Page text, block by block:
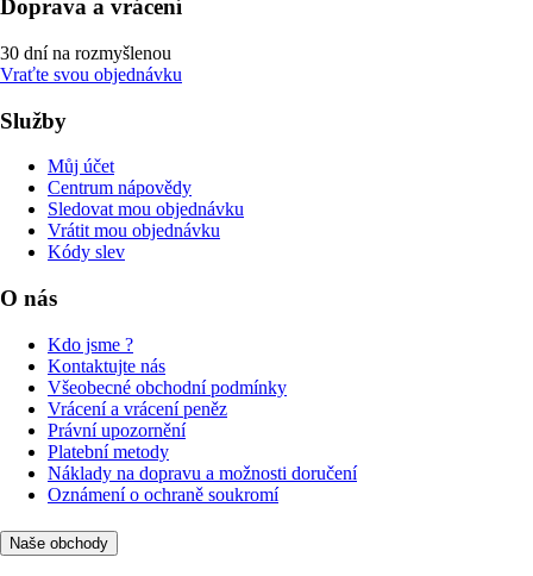
Doprava a vrácení
30 dní na rozmyšlenou
Vraťte svou objednávku
Služby
Můj účet
Centrum nápovědy
Sledovat mou objednávku
Vrátit mou objednávku
Kódy slev
O nás
Kdo jsme ?
Kontaktujte nás
Všeobecné obchodní podmínky
Vrácení a vrácení peněz
Právní upozornění
Platební metody
Náklady na dopravu a možnosti doručení
Oznámení o ochraně soukromí
Naše obchody